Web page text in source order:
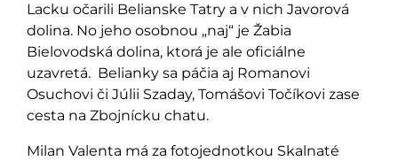
Lacku očarili Belianske Tatry a v nich Javorová
dolina. No jeho osobnou „naj“ je Žabia
Bielovodská dolina, ktorá je ale oficiálne
uzavretá. Belianky sa páčia aj Romanovi
Osuchovi či Júlii Szaday, Tomášovi Točíkovi zase
cesta na Zbojnícku chatu.
Milan Valenta má za fotojednotkou Skalnaté